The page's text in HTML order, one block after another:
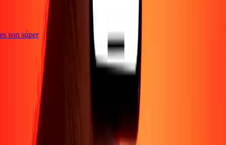
son súper
Blog Corporativo